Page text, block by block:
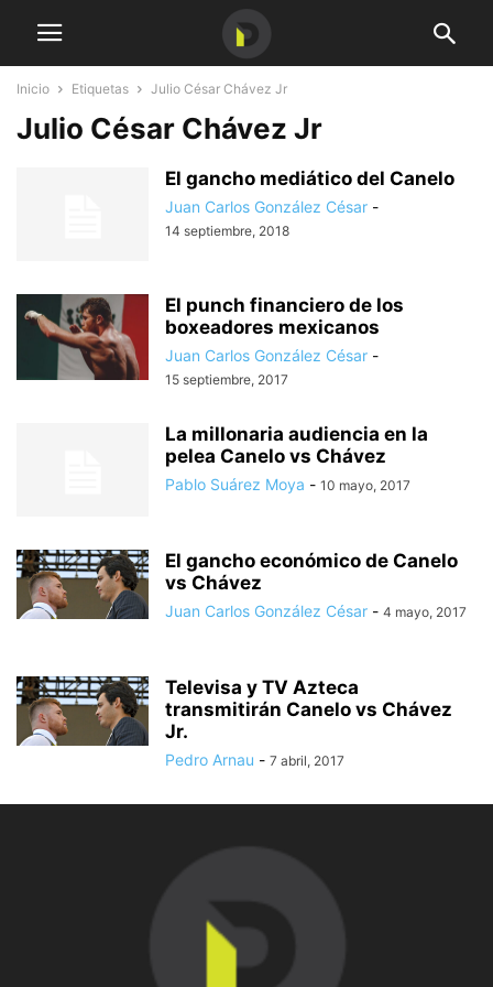
Inicio Etiquetas Julio César Chávez Jr
Julio César Chávez Jr
El gancho mediático del Canelo
Juan Carlos González César -
14 septiembre, 2018
El punch financiero de los
boxeadores mexicanos
Juan Carlos González César -
15 septiembre, 2017
La millonaria audiencia en la
pelea Canelo vs Chávez
Pablo Suárez Moya - 10 mayo, 2017
El gancho económico de Canelo
vs Chávez
Juan Carlos González César - 4 mayo, 2017
Televisa y TV Azteca
transmitirán Canelo vs Chávez
Jr.
Pedro Arnau - 7 abril, 2017